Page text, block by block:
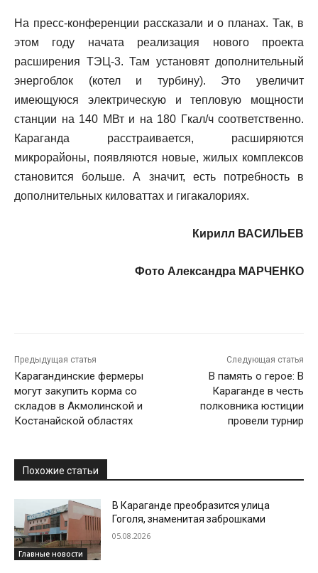
На пресс-конференции рассказали и о планах. Так, в
этом году начата реализация нового проекта
расширения ТЭЦ-3. Там установят дополнительный
энергоблок (котел и турбину). Это увеличит
имеющуюся электрическую и тепловую мощности
станции на 140 МВт и на 180 Гкал/ч соответственно.
Караганда расстраивается, расширяются
микрорайоны, появляются новые, жилых комплексов
становится больше. А значит, есть потребность в
дополнительных киловаттах и гигакалориях.
Кирилл ВАСИЛЬЕВ
Фото Александра МАРЧЕНКО
Предыдущая статья
Карагандинские фермеры
могут закупить корма со
складов в Акмолинской и
Костанайской областях
Следующая статья
В память о герое: В
Караганде в честь
полковника юстиции
провели турнир
Похожие статьи
Главные новости
В Караганде преобразится улица
Гоголя, знаменитая заброшками
05.08.2026